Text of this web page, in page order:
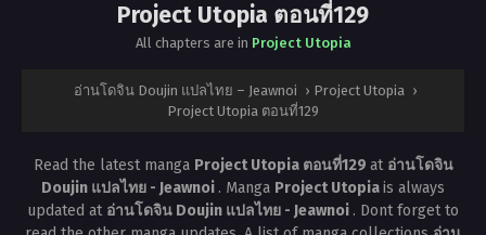
Project Utopia ตอนที่129
All chapters are in Project Utopia
อ่านโดจิน Doujin แปลไทย – Jeawnoi › Project Utopia ›
Project Utopia ตอนที่129
Read the latest manga Project Utopia ตอนที่129 at อ่านโดจิน
Doujin แปลไทย - Jeawnoi . Manga Project Utopiais always
updated at อ่านโดจิน Doujin แปลไทย - Jeawnoi . Dont forget to